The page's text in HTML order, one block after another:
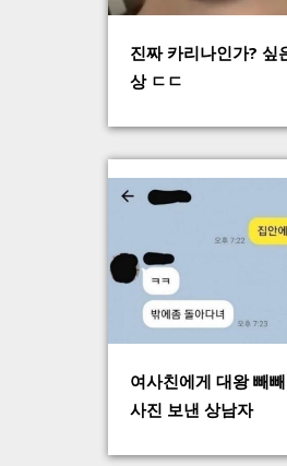
진짜 카리나인가? 싶
상 ㄷㄷ
여사친에게 대왕 빼
사진 보낸 상남자